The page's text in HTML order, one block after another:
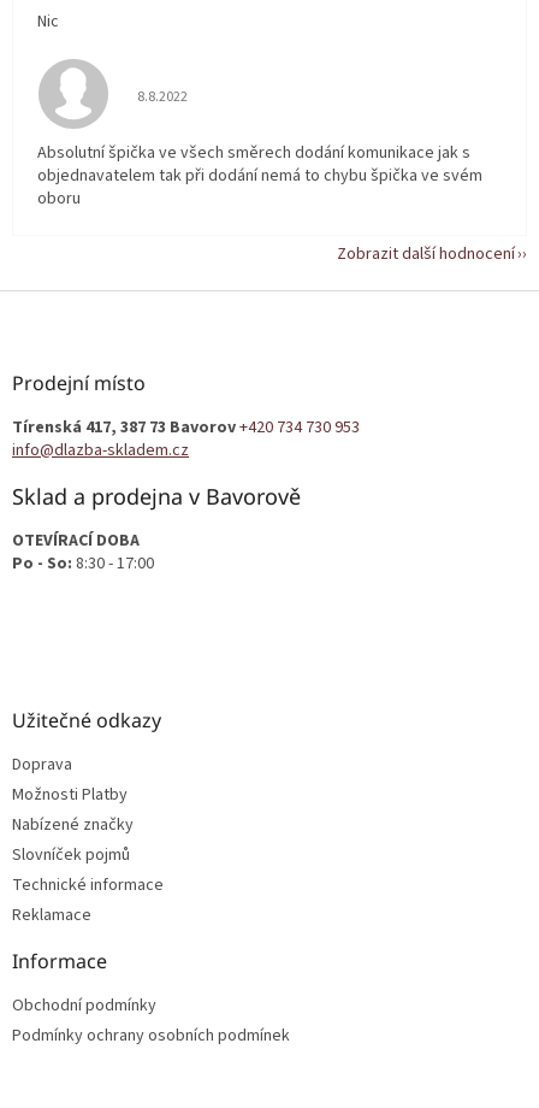
Nic
Hodnocení obchodu je 5 z 5 hvězdiček.
8.8.2022
Absolutní špička ve všech směrech dodání komunikace jak s
objednavatelem tak při dodání nemá to chybu špička ve svém
oboru
Zobrazit další hodnocení
Z
Prodejní místo
Tírenská 417, 387 73 Bavorov+420 734 730 953
info@dlazba-skladem.cz
Sklad a prodejna v Bavorově
OTEVÍRACÍ DOBA
Po - So: 8:30 - 17:00
Užitečné odkazy
Doprava
Možnosti Platby
Nabízené značky
Slovníček pojmů
Technické informace
Reklamace
Informace
Obchodní podmínky
Podmínky ochrany osobních podmínek